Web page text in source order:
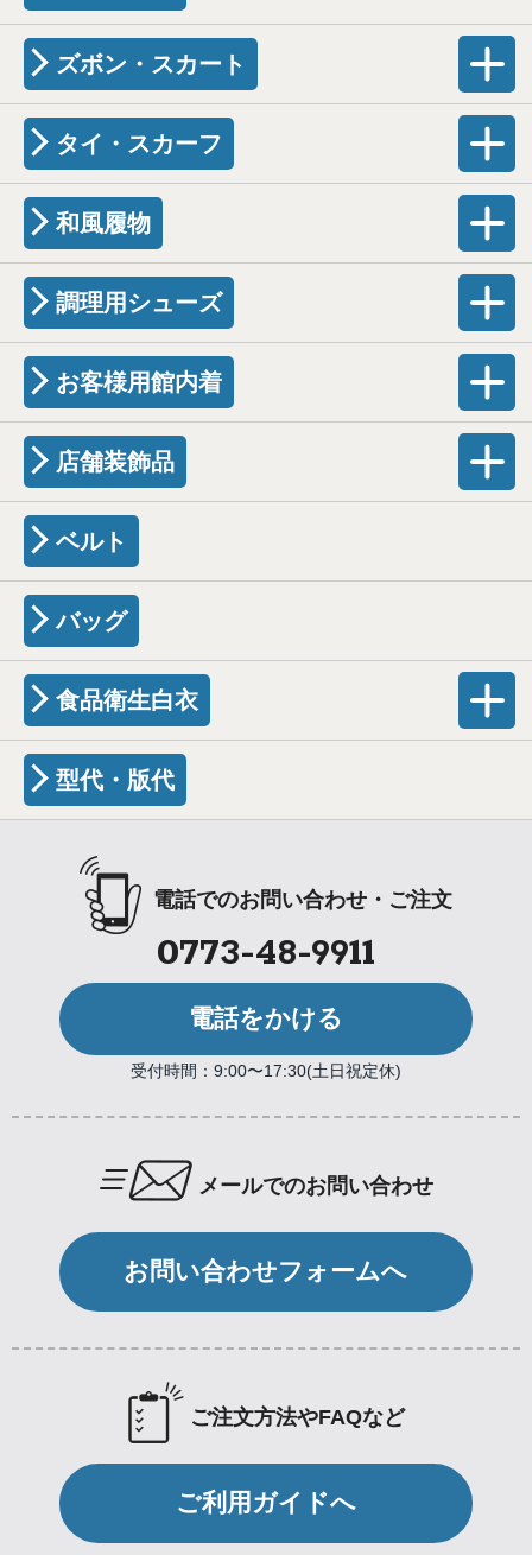
ズボン・スカート
タイ・スカーフ
和風履物
調理用シューズ
お客様用館内着
店舗装飾品
ベルト
バッグ
食品衛生白衣
型代・版代
電話でのお問い合わせ・ご注文
0773-48-9911
電話をかける
受付時間：9:00〜17:30(土日祝定休)
メールでのお問い合わせ
お問い合わせフォームへ
ご注文方法やFAQなど
ご利用ガイドへ